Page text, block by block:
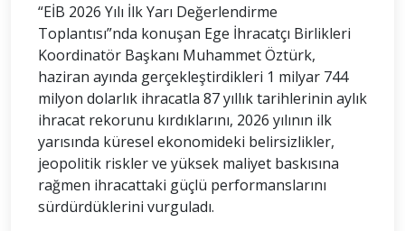
“EİB 2026 Yılı İlk Yarı Değerlendirme
Toplantısı”nda konuşan Ege İhracatçı Birlikleri
Koordinatör Başkanı Muhammet Öztürk,
haziran ayında gerçekleştirdikleri 1 milyar 744
milyon dolarlık ihracatla 87 yıllık tarihlerinin aylık
ihracat rekorunu kırdıklarını, 2026 yılının ilk
yarısında küresel ekonomideki belirsizlikler,
jeopolitik riskler ve yüksek maliyet baskısına
rağmen ihracattaki güçlü performanslarını
sürdürdüklerini vurguladı.